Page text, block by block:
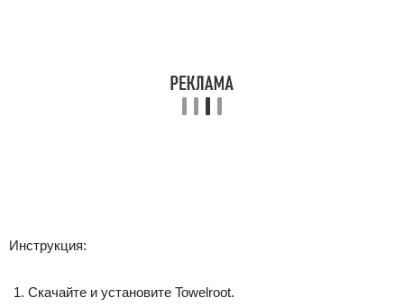
Инструкция:
Скачайте и установите Towelroot.